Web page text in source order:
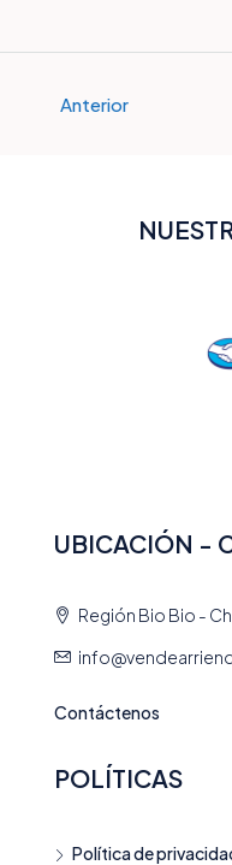
Anterior
UBICACIÓN -
Región Bio Bio -
Contáctenos
POLÍTICAS
Política de